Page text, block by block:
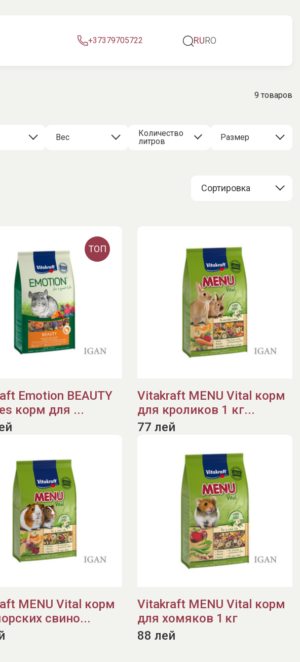
+37379705722 RURO
9 товаров
Вес
Количество
литров
Размер
Сортировка
ТОП
Emotion BEAUTY
корм для ...
Vitakraft MENU Vital корм
для кроликов 1 кг...
77 лей
MENU Vital корм
свино...
Vitakraft MENU Vital корм
для хомяков 1 кг
88 лей